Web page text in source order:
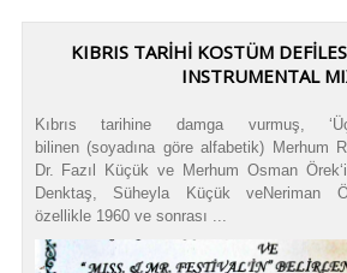
KIBRIS TARİHİ KOSTÜM
INSTRUMENTAL
Kıbrıs tarihine damga vurmuş,
bilinen (soyadına göre alfabetik) Merhum
Dr. Fazıl Küçük ve Merhum Osman
Denktaş, Süheyla Küçük veNeriman
özellikle 1960 ve sonrası ...